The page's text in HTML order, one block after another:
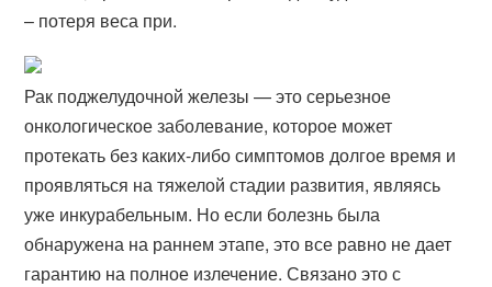
– потеря веса при.
Рак поджелудочной железы — это серьезное
онкологическое заболевание, которое может
протекать без каких-либо симптомов долгое время и
проявляться на тяжелой стадии развития, являясь
уже инкурабельным. Но если болезнь была
обнаружена на раннем этапе, это все равно не дает
гарантию на полное излечение. Связано это с